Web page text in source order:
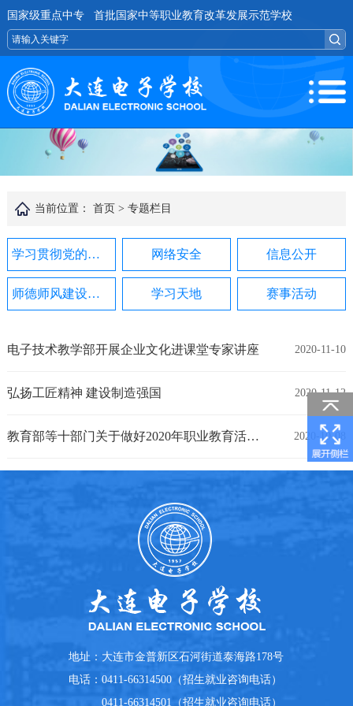
国家级重点中专 首批国家中等职业教育改革发展示范学校
当前位置： 首页 > 专题栏目
学习贯彻党的二十届四中全会精神 网络安全 信息公开
师德师风建设专项整治行动专栏 学习天地 赛事活动
电子技术教学部开展企业文化进课堂专家讲座 2020-11-10
弘扬工匠精神 建设制造强国 2020-11-12
教育部等十部门关于做好2020年职业教育活动周相关工作的通知 2020-10-08
地址： 大连市金普新区石河街道泰海路178号
电话：0411-66314500（招生就业咨询电话）
0411-66314501（招生就业咨询电话）